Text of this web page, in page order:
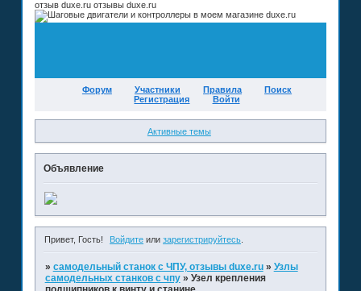
отзыв duxe.ru отзывы duxe.ru
Форум Участники Правила
Поиск
Регистрация
Войти
Активные темы
Объявление
Привет, Гость! Войдите илизарегистрируйтесь
» самодельный станок с ЧПУ, отзывы duxe.ru » Узлы
самодельных станков с чпу » Узел крепления